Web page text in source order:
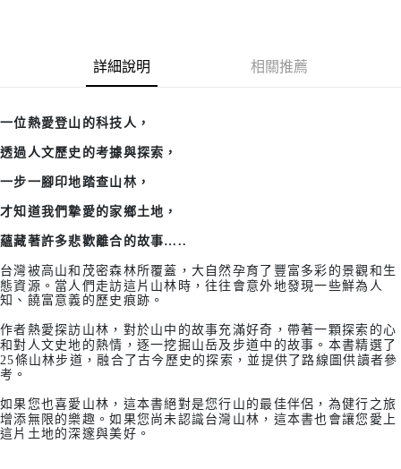
詳細說明 相關推薦
一位熱愛登山的科技人，
透過人文歷史的考據與探索，
一步一腳印地踏查山林，
才知道我們摯愛的家鄉土地，
蘊藏著許多悲歡離合的故事…..
台灣被高山和茂密森林所覆蓋，大自然孕育了豐富多彩的景觀和生
態資源。當人們走訪這片山林時，往往會意外地發現一些鮮為人
知、饒富意義的歷史痕跡。
作者熱愛探訪山林，對於山中的故事充滿好奇，帶著一顆探索的心
和對人文史地的熱情，逐一挖掘山岳及步道中的故事。本書精選了
25條山林步道，融合了古今歷史的探索，並提供了路線圖供讀者參
考。
如果您也喜愛山林，這本書絕對是您行山的最佳伴侶，為健行之旅
增添無限的樂趣。如果您尚未認識台灣山林，這本書也會讓您愛上
這片土地的深邃與美好。